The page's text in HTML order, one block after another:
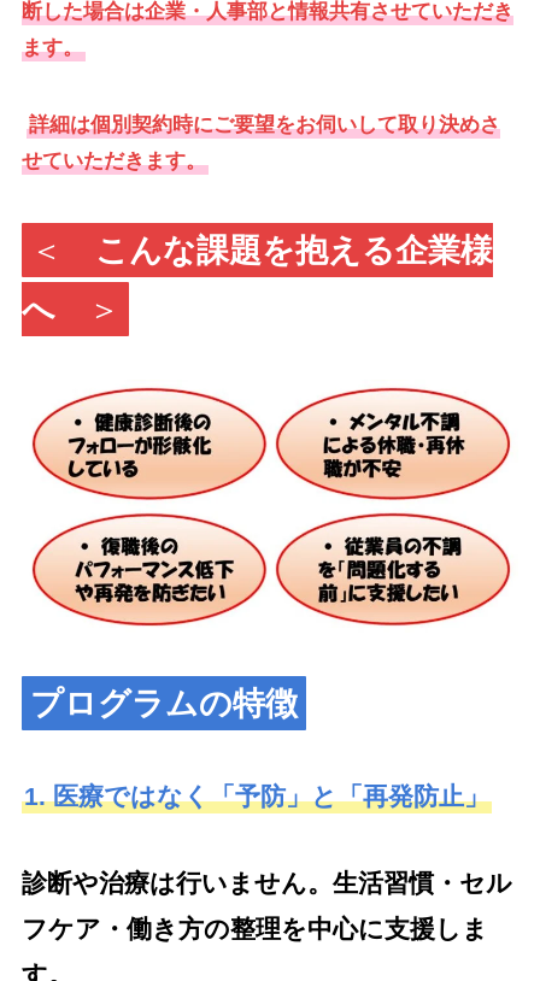
断した場合は企業・人事部と情報共有させていただき
ます。
詳細は個別契約時にご要望をお伺いして取り決めさ
せていただきます。
＜
こんな課題を抱える企業様
へ＞
プログラムの特徴
1. 医療ではなく「予防」と「再発防止」
診断や治療は行いません。生活習慣・セル
フケア・働き方の整理を中心に支援しま